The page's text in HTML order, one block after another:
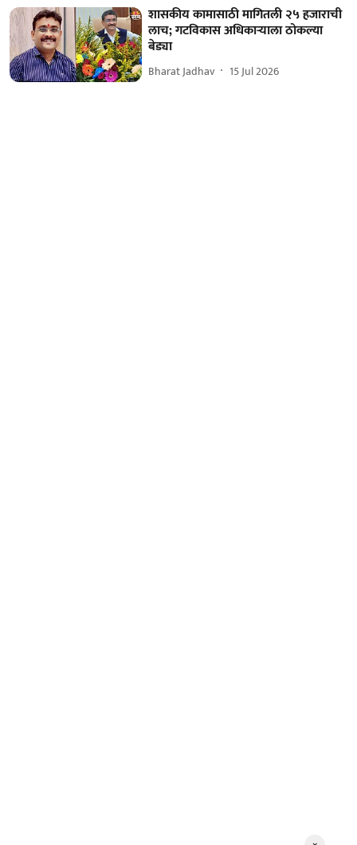
शासकीय कामासाठी मागितली २५ हजाराची
लाच; गटविकास अधिकाऱ्याला ठोकल्या
बेड्या
Bharat Jadhav 15 Jul 2026